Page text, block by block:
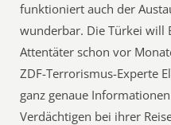
funktioniert auch der
wunderbar. Die Türkei will
Attentäter schon vor
ZDF-Terrorismus-Experte
ganz genaue
Verdächtigen bei ihrer